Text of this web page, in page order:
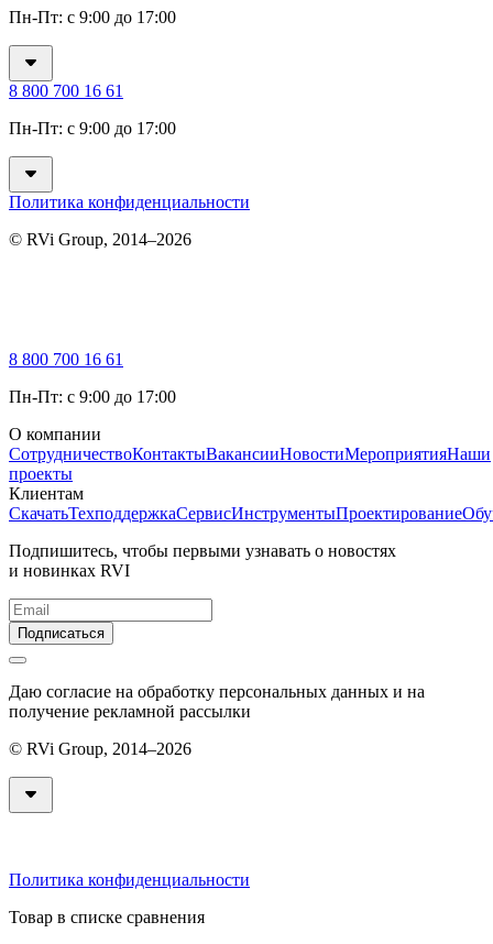
Пн-Пт: с 9:00 до 17:00
8 800 700 16 61
Пн-Пт: с 9:00 до 17:00
Политика конфиденциальности
© RVi Group, 2014–2026
8 800 700 16 61
Пн-Пт: с 9:00 до 17:00
О компании
СотрудничествоКонтактыВакансииНовостиМероприятияНаши
проекты
Клиентам
СкачатьТехподдержкаСервисИнструментыПроектирование
Подпишитесь, чтобы первыми узнавать о новостях
и новинках RVI
Подписаться
Даю согласие на обработку персональных данных и на
получение рекламной рассылки
© RVi Group, 2014–2026
Политика конфиденциальности
Товар в списке сравнения